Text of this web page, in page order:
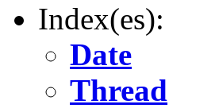
Index(es):
Date
Thread